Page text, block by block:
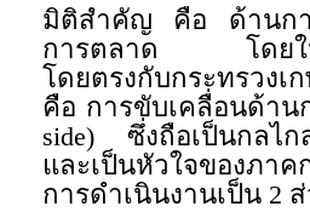
มิติสำคัญ คือ ด้านก
การตลาด โดยใน
โดยตรงกับกระทรวง
คือ การขับเคลื่อนด้าน
side) ซึ่งถือเป็นกลไ
และเป็นหัวใจของภาค
การดำเนินงานเป็น 2